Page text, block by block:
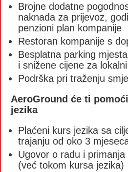
Brojne dodatne
naknada za prijevoz,
penzioni plan kompanije
Restoran kompanije s
Besplatna parking
i snižene cijene za
Podrška pri traženju
AeroGround će ti
jezika
Plaćeni kurs jezika sa
trajanju od oko 3
Ugovor o radu i
(već tokom kursa jezika)